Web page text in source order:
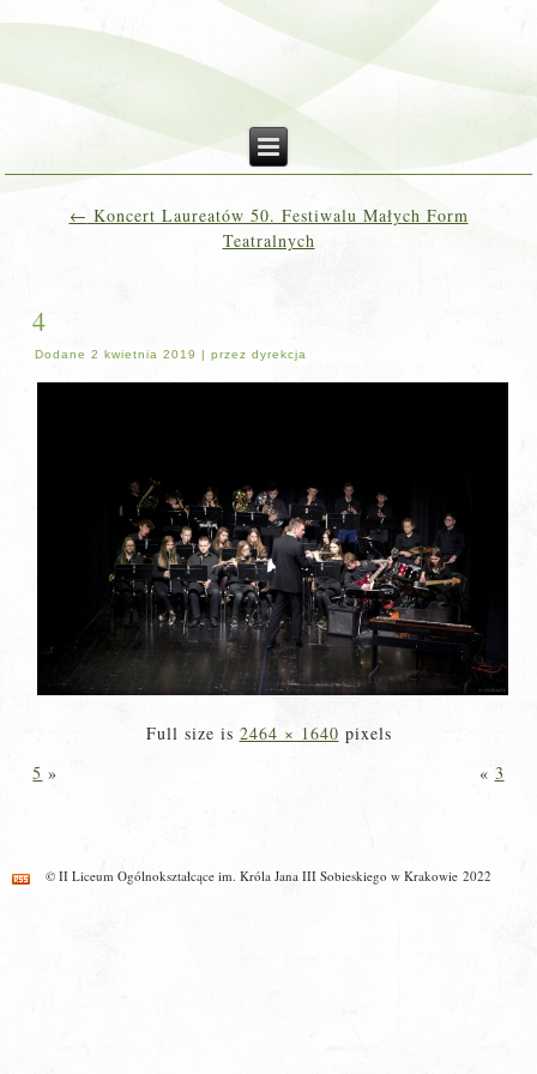
← Koncert Laureatów 50. Festiwalu Małych Form
Teatralnych
4
Dodane 2 kwietnia 2019 |przez dyrekcja
Full size is 2464 × 1640 pixels
5 » « 3
© II Liceum Ogólnokształcące im. Króla Jana III Sobieskiego w Krakowie 2022